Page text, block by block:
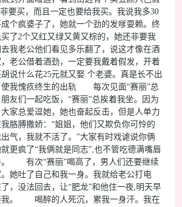
要买，而且一定也要给我买。我说我多30
个疯婆子了，她就一个劲的发嗲耍赖。终
了2个又红又绿又黄又棕的，她还非要我
老公他们看见多乐翻了，说这才像在酒
公借着酒劲，一定要我戴着假发，开着
说什么花25元就又娶 个老婆。真是长不出
使我愧疚终生的出轨 每次见面“赛丽”总
友们一起吃饭，“赛丽”总挨着我坐。因为
家总爱逗她，她也奋起反击，但是人单力
胳膊撒娇：“姐姐，他们又欺负你可怜的
气，我就不活了。”大家有时戏谑说你俩
更疯了“我俩就是同志”,也不管吃德满嘴唇
。 有次“赛丽”喝高了，男人们还要继续
她吐了自己和我一身。我就给老公打电
，没法回去，让“肥龙”和他住一夜,明天早
我。 喝醉的人死沉，累我一身汗。我在